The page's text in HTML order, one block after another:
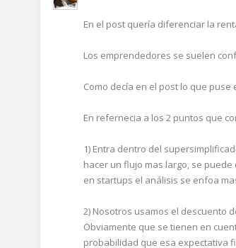
En el post quería diferenciar la
Los emprendedores se suelen
Como decía en el post lo que
En refernecia a los 2 puntos que
1) Entra dentro del
hacer un flujo mas largo, se
en startups el análisis se enfoa
2) Nosotros usamos el descuento
Obviamente que se tienen en
probabilidad que esa expectativa